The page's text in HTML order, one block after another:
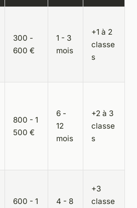
300 -
600 €
1 - 3
mois
+1 à 2
classe
s
800 - 1
500 €
6 -
12
mois
+2 à 3
classe
s
600 - 1 4 - 8
+3
classe